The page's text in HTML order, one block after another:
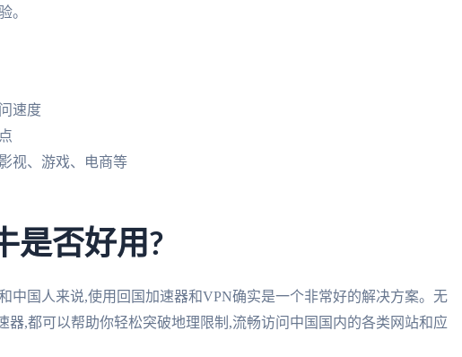
。
速度
视、游戏、电商等
是否好用?
中国人来说,使用回国加速器和VPN确实是一个非常好的解决方案。无
器,都可以帮助你轻松突破地理限制,流畅访问中国国内的各类网站和应